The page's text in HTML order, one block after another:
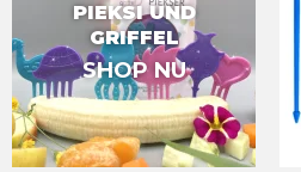
PIEKSI UND
GRIFFEL
SHOP NU